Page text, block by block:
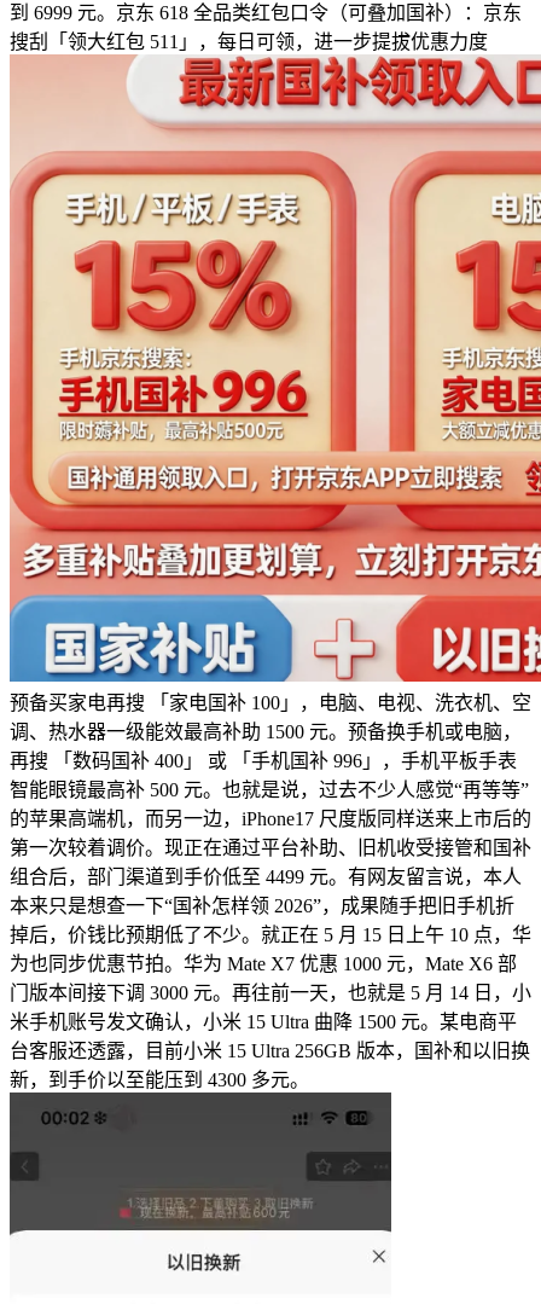
到 6999 元。京东 618 全品类红包口令（可叠加国补）：京东
搜刮「领大红包 511」，每日可领，进一步提拔优惠力度
预备买家电再搜 「家电国补 100」，电脑、电视、洗衣机、空
调、热水器一级能效最高补助 1500 元。预备换手机或电脑，
再搜 「数码国补 400」 或 「手机国补 996」，手机平板手表
智能眼镜最高补 500 元。也就是说，过去不少人感觉“再等等”
的苹果高端机，而另一边，iPhone17 尺度版同样送来上市后的
第一次较着调价。现正在通过平台补助、旧机收受接管和国补
组合后，部门渠道到手价低至 4499 元。有网友留言说，本人
本来只是想查一下“国补怎样领 2026”，成果随手把旧手机折
掉后，价钱比预期低了不少。就正在 5 月 15 日上午 10 点，华
为也同步优惠节拍。华为 Mate X7 优惠 1000 元，Mate X6 部
门版本间接下调 3000 元。再往前一天，也就是 5 月 14 日，小
米手机账号发文确认，小米 15 Ultra 曲降 1500 元。某电商平
台客服还透露，目前小米 15 Ultra 256GB 版本，国补和以旧换
新，到手价以至能压到 4300 多元。